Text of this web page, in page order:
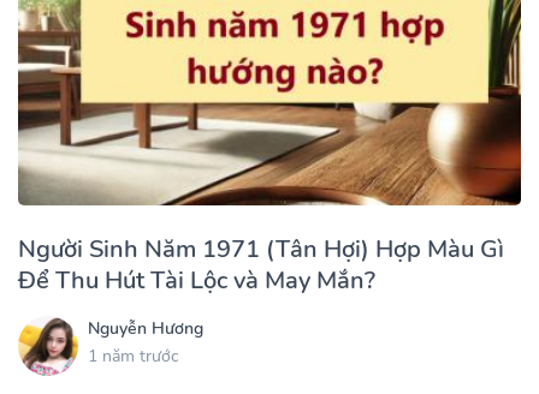
Người Sinh Năm 1971 (Tân Hợi) Hợp Màu Gì
Để Thu Hút Tài Lộc và May Mắn?
Nguyễn Hương
1 năm trước